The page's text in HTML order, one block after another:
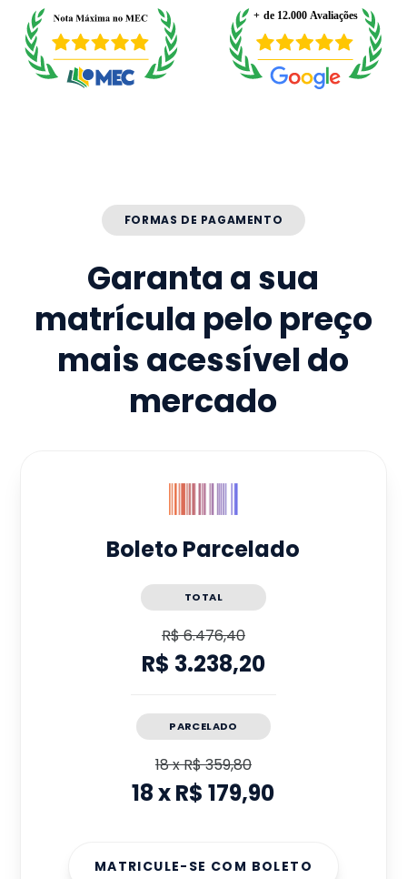
FORMAS DE PAGAMENTO
Garanta a sua
matrícula pelo preço
mais acessível do
mercado
Boleto Parcelado
TOTAL
R$ 6.476,40
R$ 3.238,20
PARCELADO
18xR$ 359,80
18xR$ 179,90
MATRICULE-SE COM BOLETO